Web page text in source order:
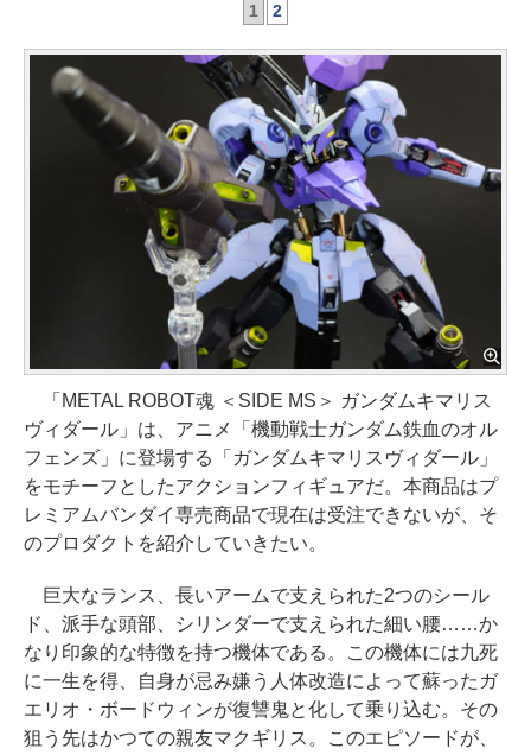
1 2
「METAL ROBOT魂 ＜SIDE MS＞ ガンダムキマリス
ヴィダール」は、アニメ「機動戦士ガンダム鉄血のオル
フェンズ」に登場する「ガンダムキマリスヴィダール」
をモチーフとしたアクションフィギュアだ。本商品はプ
レミアムバンダイ専売商品で現在は受注できないが、そ
のプロダクトを紹介していきたい。
巨大なランス、長いアームで支えられた2つのシール
ド、派手な頭部、シリンダーで支えられた細い腰……か
なり印象的な特徴を持つ機体である。この機体には九死
に一生を得、自身が忌み嫌う人体改造によって蘇ったガ
エリオ・ボードウィンが復讐鬼と化して乗り込む。その
狙う先はかつての親友マクギリス。このエピソードが、